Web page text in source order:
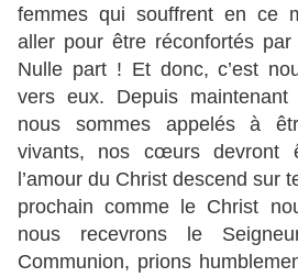
femmes qui souffrent en ce
aller pour être réconfortés par
Nulle part ! Et donc, c’est
vers eux. Depuis maintenant
nous sommes appelés à
vivants, nos cœurs devront
l’amour du Christ descend sur
prochain comme le Christ
nous recevrons le
Communion, prions